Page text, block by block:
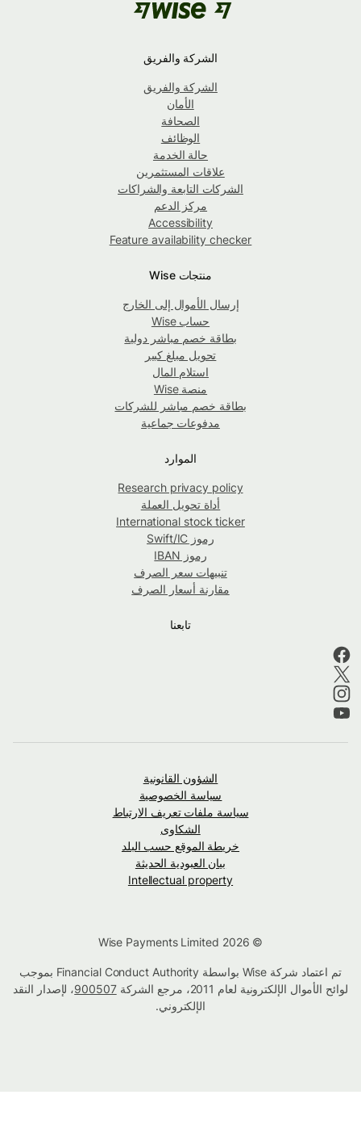
الشركة والفريق
الشركة والفريق
الأمان
الصحافة
الوظائف
حالة الخدمة
علاقات المستثمرين
الشركات التابعة والشراكات
مركز الدعم
Accessibility
Feature availability checker
منتجات Wise
إرسال الأموال إلى الخارج
حساب Wise
بطاقة خصم مباشر دولية
تحويل مبلغ كبير
استلام المال
منصة Wise
بطاقة خصم مباشر للشركات
مدفوعات جماعية
الموارد
Research privacy policy
أداة تحويل العملة
International stock ticker
رموز Swift/IC
رموز IBAN
تنبيهات سعر الصرف
مقارنة أسعار الصرف
تابعنا
الشؤون القانونية
سياسة الخصوصية
سياسة ملفات تعريف الارتباط
الشكاوى
خريطة الموقع حسب البلد
بيان العبودية الحديثة
Intellectual property
تم اعتماد شركة Wise بواسطة Financial Conduct Authority بموجب
لوائح الأموال الإلكترونية لعام 2011، مرجع الشركة
900507، لإصدار النقد
الإلكتروني.